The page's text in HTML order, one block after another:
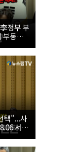
정부 부
부동산
택"...사
서울